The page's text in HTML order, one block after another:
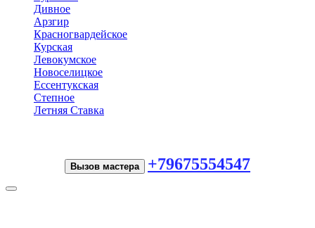
Дивное
Арзгир
Красногвардейское
Курская
Левокумское
Новоселицкое
Ессентукская
Степное
Летняя Ставка
Вызов мастера +79675554547
Toggle